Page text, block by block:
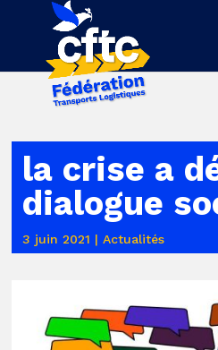
la crise a
dialogue
3 juin 2021 |Actualités